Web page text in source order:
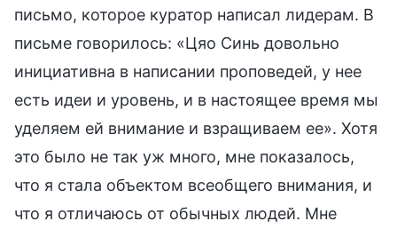
письмо, которое куратор написал лидерам. В
письме говорилось: «Цяо Синь довольно
инициативна в написании проповедей, у нее
есть идеи и уровень, и в настоящее время мы
уделяем ей внимание и взращиваем ее». Хотя
это было не так уж много, мне показалось,
что я стала объектом всеобщего внимания, и
что я отличаюсь от обычных людей. Мне